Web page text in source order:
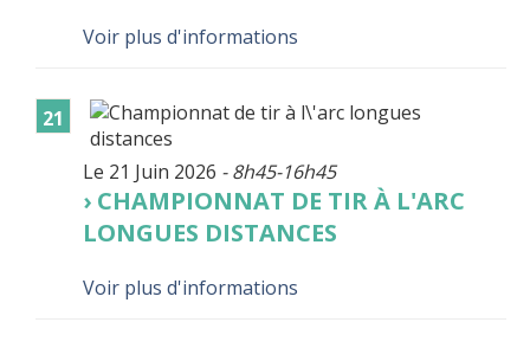
Voir plus d'informations
21
Le 21 Juin 2026 - 8h45-16h45
CHAMPIONNAT DE TIR À L'ARC
LONGUES DISTANCES
Voir plus d'informations